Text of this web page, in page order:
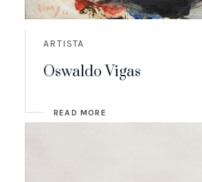
ARTISTA
Oswaldo Vigas
READ MORE